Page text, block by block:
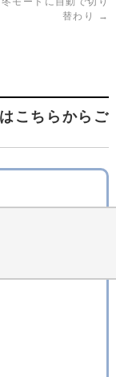
替わり
→
こちらからご